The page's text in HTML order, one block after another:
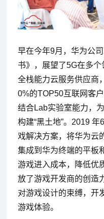
早在今年9月，华为公
书》，展望了5G在多
全栈能力云服务供应商
0%的TOP50互联网客
结合Lab实验室能力，
构建“黑土地”。2019
戏解决方案，将华为云
集成到华为终端的平板
游戏进入成本，降低优
放了游戏开发商的创造
对游戏设计的束缚，开
游戏体验。